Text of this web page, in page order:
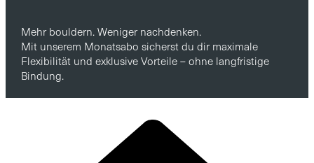
Mehr bouldern. Weniger nachdenken.
Mit unserem Monatsabo sicherst du dir maximale
Flexibilität und exklusive Vorteile – ohne langfristige
Bindung.